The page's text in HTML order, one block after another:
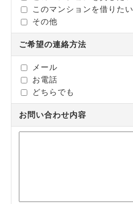
このマンションを借りたい
その他
ご希望の連絡方法
メール
お電話
どちらでも
お問い合わせ内容